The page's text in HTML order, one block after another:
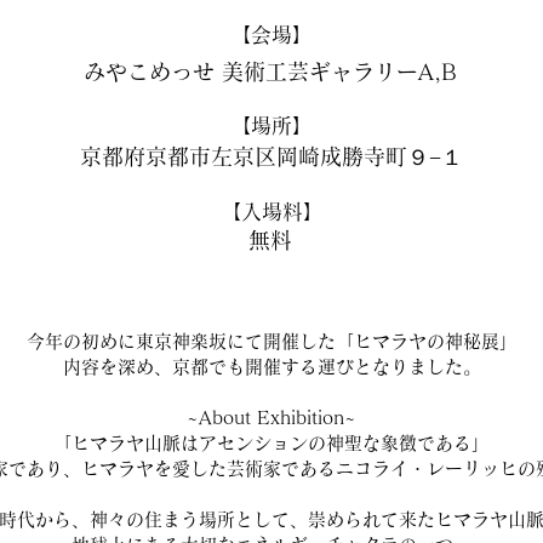
【​会場】
​みやこめっせ 美術工芸ギャラリーA,B
【​場所】
​京都府京都市左京区岡崎成勝寺町９−１
【​入場料】
無料
今年の初めに東京神楽坂にて開催した「ヒマラヤの神秘展」
内容を深め、京都でも開催する運びとなりました。
~About Exhibition~
「ヒマラヤ山脈はアセンションの神聖な象徴である」
であり、ヒマラヤを愛した芸術家であるニコライ・レーリッヒの
代から、神々の住まう場所として、崇められて来たヒマラヤ山脈